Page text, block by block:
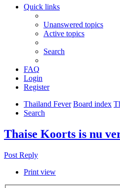
Quick links
Unanswered topics
Active topics
Search
FAQ
Login
Register
Thailand Fever Board index
Search
Thaise Koorts is nu
Post Reply
Print view